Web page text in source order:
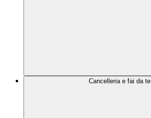
Cancelleria e fai da te